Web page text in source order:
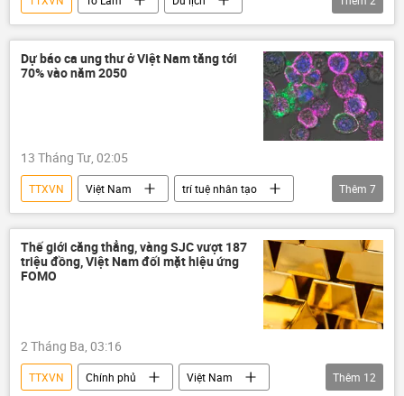
Việt Nam
quốc kỳ
Dự báo ca ung thư ở Việt Nam tăng tới
70% vào năm 2050
13 Tháng Tư, 02:05
TTXVN Việt Nam
trí tuệ nhân tạo
bệnh nhân
Đài Loan
Thế giới
Chính trị
bệnh ung thư
Khoa học
y khoa
Thêm 7
Thế giới căng thẳng, vàng SJC vượt 187
triệu đồng, Việt Nam đối mặt hiệu ứng
FOMO
2 Tháng Ba, 03:16
TTXVN Chính phủ
Việt Nam
Thêm 12